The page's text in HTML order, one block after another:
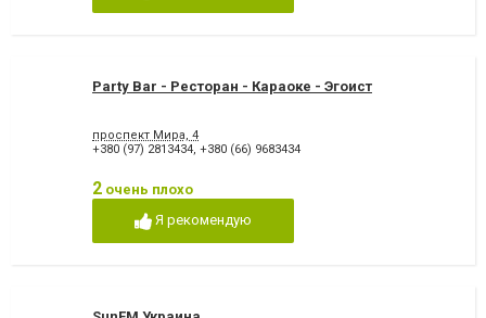
Party Bar - Ресторан - Караоке - Эгоист
проспект Мира, 4
+380 (97) 2813434, +380 (66) 9683434
2 очень плохо
Я рекомендую